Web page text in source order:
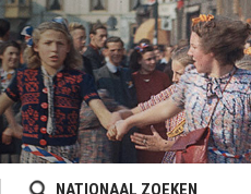
NATIONAAL ZOEKEN